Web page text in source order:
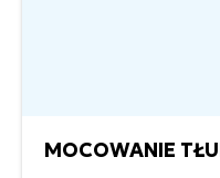
MOCOWANIE